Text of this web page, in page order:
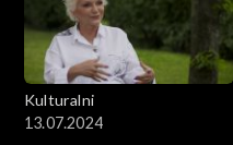
Kulturalni
13.07.2024